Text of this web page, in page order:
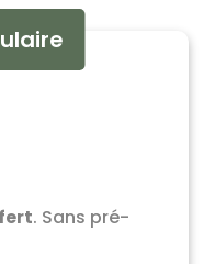
. Sans pré-